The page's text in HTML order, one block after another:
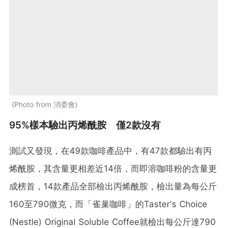
Photo from 消委會
95%樣本驗出丙烯酰胺 僅2款沒有
測試又發現，在49款咖啡產品中，有47款都驗出有丙
烯酰胺，其含量更相差近14倍，而即溶咖啡粉的含量更
成榜首，14款產品全部檢出丙烯酰胺，檢出量為每公斤
160至790微克，而「雀巢咖啡」的Taster's Choice
(Nestle) Original Soluble Coffee就檢出每公斤達790